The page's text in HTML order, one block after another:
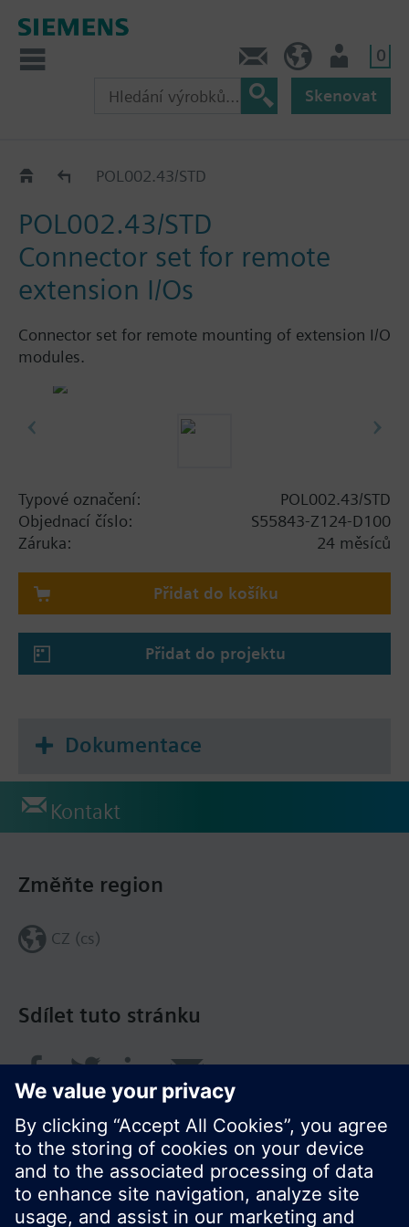
0
Skenovat
KatalogPOL002.43/STD
POL002.43/STD
Connector set for remote
extension I/Os
Connector set for remote mounting of extension I/O
modules.
Typové označení:
POL002.43/STD
Objednací číslo:
S55843-Z124-D100
Záruka:
24 měsíců
Přidat do košíku
Přidat do projektu
Dokumentace
Kontakt
Sdílet tuto stránku
Změňte region
CZ (cs)